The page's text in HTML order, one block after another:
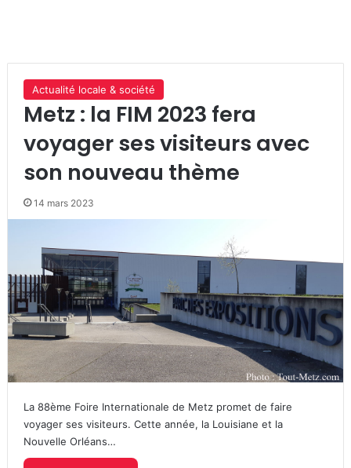
Actualité locale & société
Metz : la FIM 2023 fera
voyager ses visiteurs avec
son nouveau thème
14 mars 2023
La 88ème Foire Internationale de Metz promet de faire
voyager ses visiteurs. Cette année, la Louisiane et la
Nouvelle Orléans…